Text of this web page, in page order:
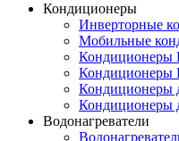
Кондиционеры
Инверторные
Мобильные
Кондиционеры
Кондиционеры
Кондиционеры
Кондиционеры
Водонагреватели